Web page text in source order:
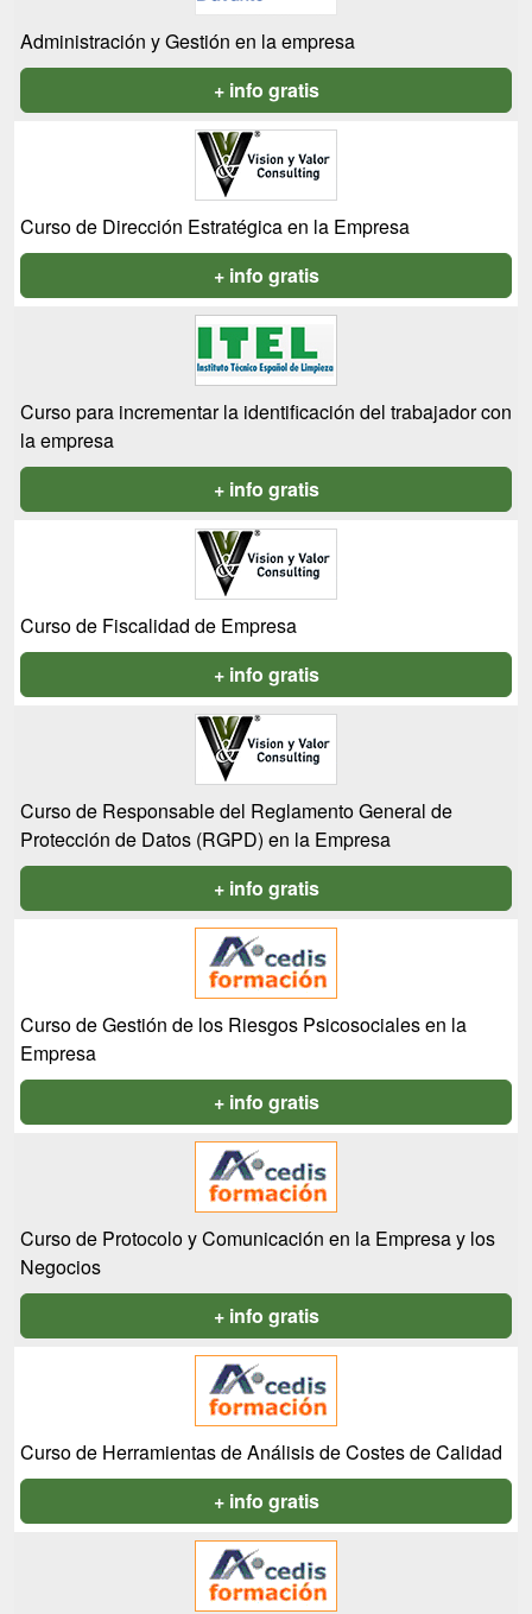
Administración y Gestión en la empresa
+ info gratis
Curso de Dirección Estratégica en la Empresa
+ info gratis
Curso para incrementar la identificación del trabajador con
la empresa
+ info gratis
Curso de Fiscalidad de Empresa
+ info gratis
Curso de Responsable del Reglamento General de
Protección de Datos (RGPD) en la Empresa
+ info gratis
Curso de Gestión de los Riesgos Psicosociales en la
Empresa
+ info gratis
Curso de Protocolo y Comunicación en la Empresa y los
Negocios
+ info gratis
Curso de Herramientas de Análisis de Costes de Calidad
+ info gratis